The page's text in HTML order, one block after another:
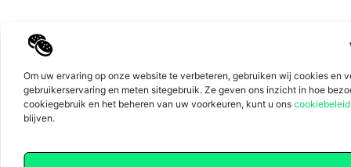
Om uw ervaring op onze website te verbeteren, gebruiken wij cookies
gebruikerservaring en meten sitegebruik. Ze geven ons inzicht in hoe
cookiegebruik en het beheren van uw voorkeuren, kunt u ons cookiebeleid
blijven.
Top